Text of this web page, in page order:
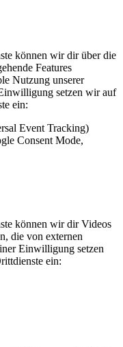
können wir dir über die
Features
Nutzung unserer
setzen wir auf
ein:
Event Tracking)
Consent Mode,
können wir dir Videos
die von externen
Einwilligung setzen
ein: